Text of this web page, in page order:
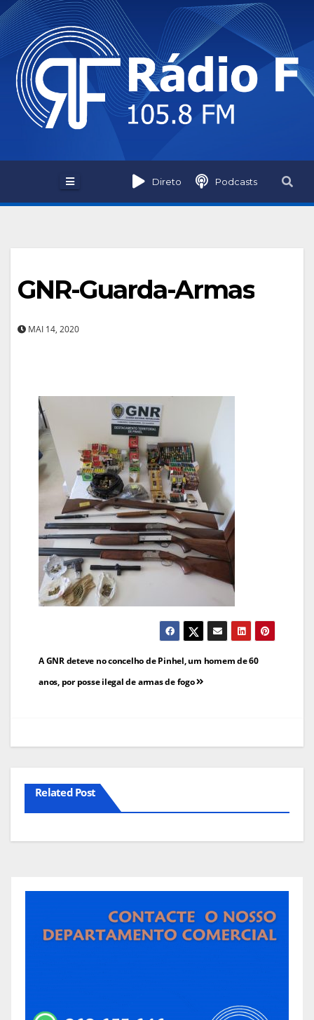
Skip
to
content
Direto Podcasts
GNR-Guarda-Armas
MAI 14, 2020
Navegação
de
A GNR deteve no concelho de Pinhel, um homem de 60
anos, por posse ilegal de armas de fogo
Related Post